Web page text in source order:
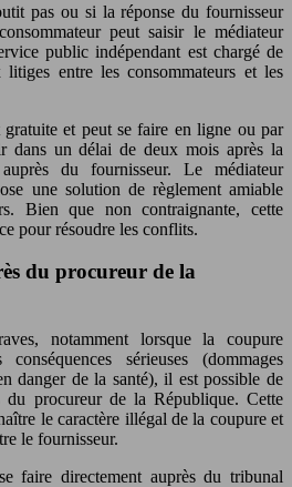
pas ou si la réponse du fournisseur
peut saisir le médiateur
public indépendant est chargé de
entre les consommateurs et les
et peut se faire en ligne ou par
dans un délai de deux mois après la
du fournisseur. Le médiateur
une solution de règlement amiable
Bien que non contraignante, cette
pour résoudre les conflits.
du procureur de la
notamment lorsque la coupure
sérieuses (dommages
danger de la santé), il est possible de
du procureur de la République. Cette
le caractère illégal de la coupure et
le fournisseur.
faire directement auprès du tribunal